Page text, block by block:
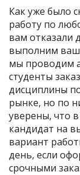
Как уже было
работу по
вам отказали
выполним ваш
мы проводим
студенты
дисциплины
рынке, но по
уверены, что
кандидат на
вариант
день, если
срочными